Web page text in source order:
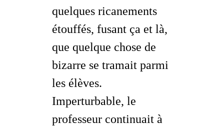
quelques ricanements
étouffés, fusant ça et là,
que quelque chose de
bizarre se tramait parmi
les élèves.
Imperturbable, le
professeur continuait à